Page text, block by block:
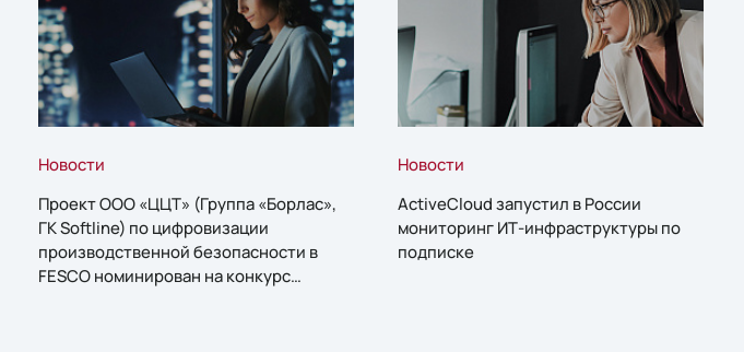
Новости
Проект ООО «ЦЦТ» (Группа «Борлас»,
ГК Softline) по цифровизации
производственной безопасности в
FESCO номинирован на конкурс
Новости
ActiveCloud запустил в России
мониторинг ИТ-инфраструктуры по
подписке